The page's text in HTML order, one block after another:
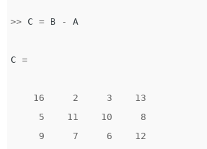
>> C = B - A
C =
16 2 3
13
5
11 10
8
9
7 6 12